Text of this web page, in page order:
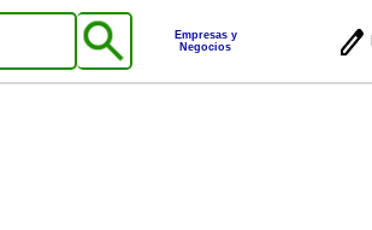
Empresas y
Negocios